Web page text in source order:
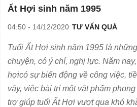
Ất Hợi sinh năm 1995
04:50 - 14/12/2020 TƯ VẤN QUÀ
Tuổi Ất Hợi sinh năm 1995 là
chuyện, có ý chí, nghị lực. Năm
hợicó sự biến động về công việc,
vậy, việc bài trí một vật phẩm
trợ giúp tuổi Ất Hợi vượt qua khó